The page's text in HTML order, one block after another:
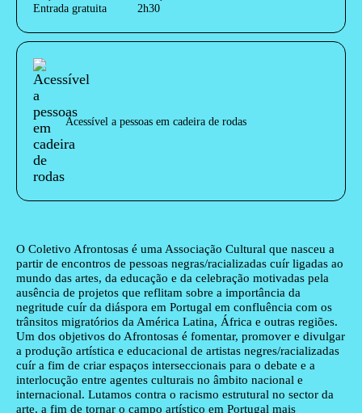
Entrada gratuita
2h30
Acessibilidades do espetáculo
Acessível a pessoas em cadeira de rodas
Texto biografia autores
O Coletivo Afrontosas é uma Associação Cultural que nasceu a
partir de encontros de pessoas negras/racializadas cuír ligadas ao
mundo das artes, da educação e da celebração motivadas pela
ausência de projetos que reflitam sobre a importância da
negritude cuír da diáspora em Portugal em confluência com os
trânsitos migratórios da América Latina, África e outras regiões.
Um dos objetivos do Afrontosas é fomentar, promover e divulgar
a produção artística e educacional de artistas negres/racializadas
cuír a fim de criar espaços interseccionais para o debate e a
interlocução entre agentes culturais no âmbito nacional e
internacional. Lutamos contra o racismo estrutural no sector da
arte, a fim de tornar o campo artístico em Portugal mais